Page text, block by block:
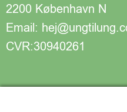
2200 København N
Email:
CVR:30940261